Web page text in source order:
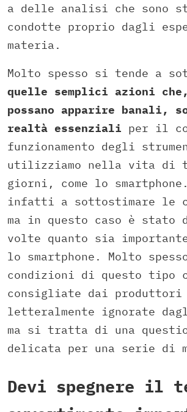
a delle analisi che sono
condotte proprio dagli
materia.
Molto spesso si tende a
quelle semplici azioni
possano apparire banali,
realtà essenziali per il
funzionamento degli
utilizziamo nella vita
giorni, come lo smartphone.
infatti a sottostimare le
ma in questo caso è stato
volte quanto sia
lo smartphone. Molto
condizioni di questo tipo
consigliate dai produttori
letteralmente ignorate
ma si tratta di una
delicata per una serie di
Devi spegnere il